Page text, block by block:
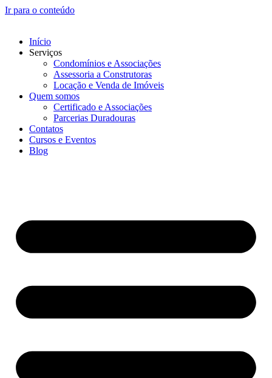
Ir para o conteúdo
Início
Serviços
Condomínios e Associações
Assessoria a Construtoras
Locação e Venda de Imóveis
Quem somos
Certificado e Associações
Parcerias Duradouras
Contatos
Cursos e Eventos
Blog